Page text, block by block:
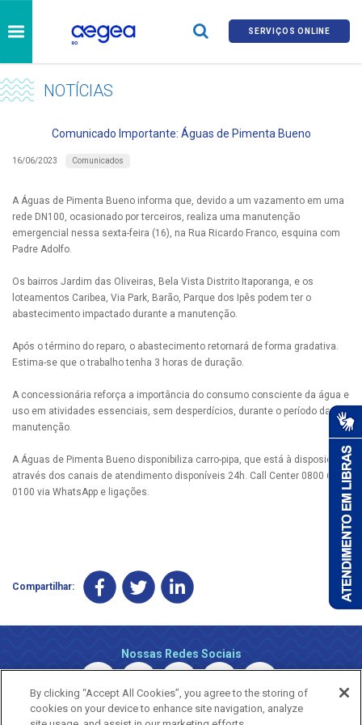
SERVIÇOS ONLINE
NOTÍCIAS
Comunicado Importante: Águas de Pimenta Bueno
16/06/2023 Comunicados
A Águas de Pimenta Bueno informa que, devido a um vazamento em uma
rede DN100, ocasionado por terceiros, realiza uma manutenção
emergencial nessa sexta-feira (16), na Rua Ricardo Franco, esquina com
Padre Adolfo.
Os bairros Jardim das Oliveiras, Bela Vista Distrito Itaporanga, e os
loteamentos Caribea, Via Park, Barão, Parque dos Ipês podem ter o
abastecimento impactado durante a manutenção.
Após o término do reparo, o abastecimento retornará de forma gradativa.
Estima-se que o trabalho tenha 3 horas de duração.
A concessionária reforça a importância do consumo consciente da água e
uso em atividades essenciais, sem desperdícios, durante o período da
manutenção.
A Águas de Pimenta Bueno disponibiliza carro-pipa, que está à disposição
através dos canais de atendimento disponíveis 24h. Call Center 0800 690
0100 via WhatsApp e ligações.
Compartilhar:
Nossas Redes Sociais
By clicking “Accept All Cookies”, you agree to the storing of
cookies on your device to enhance site navigation, analyze